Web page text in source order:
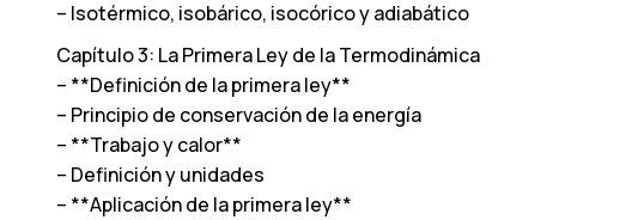
– Isotérmico, isobárico, isocórico y adiabático
Capítulo 3: La Primera Ley de la Termodinámica
– **Definición de la primera ley**
– Principio de conservación de la energía
– **Trabajo y calor**
– Definición y unidades
– **Aplicación de la primera ley**